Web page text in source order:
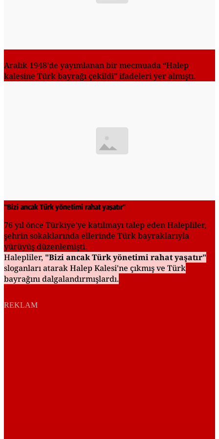
Aralık 1948'de yayımlanan bir mecmuada “Halep
kalesine Türk bayrağı çekildi” ifadeleri yer almıştı.
"Bizi ancak Türk yönetimi rahat yaşatır"
76 yıl önce Türkiye'ye katılmayı talep eden Halepliler,
şehrin sokaklarında ellerinde Türk bayraklarıyla
yürüyüş düzenlemişti.
Halepliler, "Bizi ancak Türk yönetimi rahat yaşatır"
sloganları atarak Halep Kalesi'ne çıkmış ve Türk
bayrağını dalgalandırmışlardı.
REKLAM